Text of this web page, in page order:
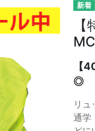
MC
【
◎
リ
通学